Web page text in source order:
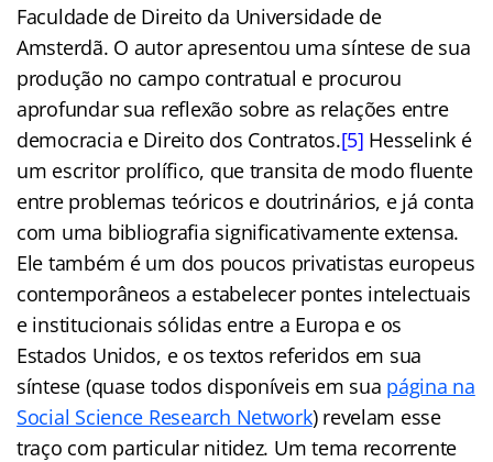
Faculdade de Direito da Universidade de
Amsterdã. O autor apresentou uma síntese de sua
produção no campo contratual e procurou
aprofundar sua reflexão sobre as relações entre
democracia e Direito dos Contratos.[5] Hesselink é
um escritor prolífico, que transita de modo fluente
entre problemas teóricos e doutrinários, e já conta
com uma bibliografia significativamente extensa.
Ele também é um dos poucos privatistas europeus
contemporâneos a estabelecer pontes intelectuais
e institucionais sólidas entre a Europa e os
Estados Unidos, e os textos referidos em sua
síntese (quase todos disponíveis em sua página na
Social Science Research Network) revelam esse
traço com particular nitidez. Um tema recorrente